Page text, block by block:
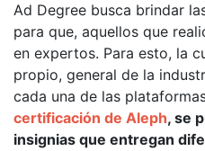
Ad Degree busca brindar
para que, aquellos que
en expertos. Para esto, la
propio, general de la
cada una de las
certificación de Aleph, se
insignias que entregan